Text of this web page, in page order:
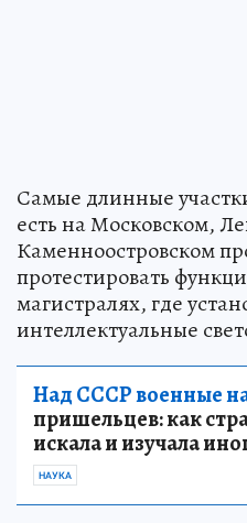
Самые длинные
есть на Московском,
Каменноостровском
протестировать
магистралях, где
интеллектуальные
Над СССР военные
пришельцев: как
искала и изучала
НАУКА